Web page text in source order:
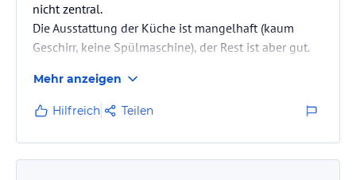
nicht zentral.
Die Ausstattung der Küche ist mangelhaft (kaum
Geschirr, keine Spülmaschine), der Rest ist aber gut.
angemessen. Für ein bis zwei Nächte ok. Relativ
unzentral.
Nette Vermieterin, sehr unkompliziert
Mehr anzeigen
Hilfreich Teilen